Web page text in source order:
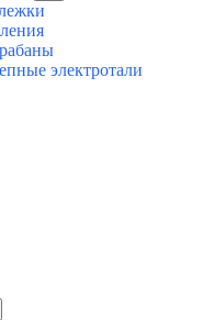
электротали